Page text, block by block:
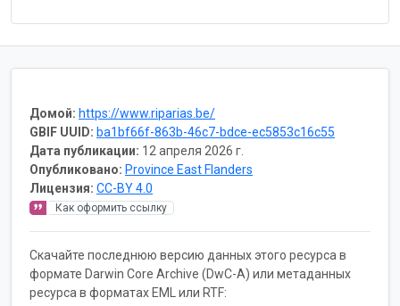
Домой: https://www.riparias.be/
GBIF UUID: ba1bf66f-863b-46c7-bdce-ec5853c16c55
Дата публикации: 12 апреля 2026 г.
Опубликовано: Province East Flanders
Лицензия: CC-BY 4.0
Как оформить ссылку
Скачайте последнюю версию данных этого ресурса в
формате Darwin Core Archive (DwC-A) или метаданных
ресурса в форматах EML или RTF: